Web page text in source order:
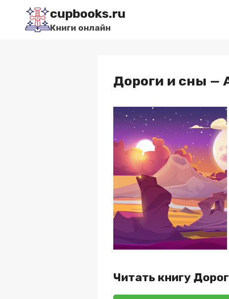
Перейти
содержимому
cupbooks.ru
Книги онлайн
Дороги и сны —
Читать книгу